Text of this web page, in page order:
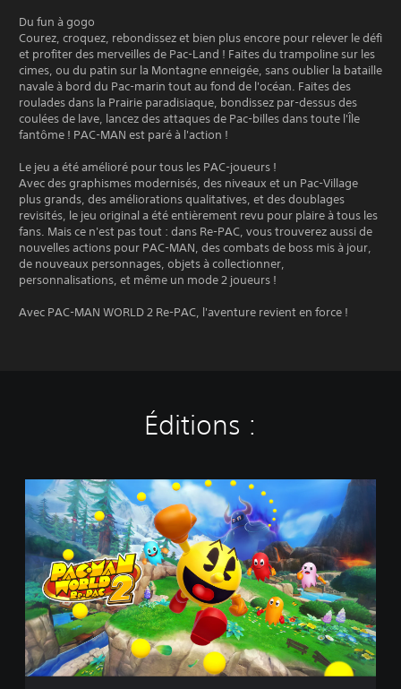
Du fun à gogo
Courez, croquez, rebondissez et bien plus encore pour relever le défi
et profiter des merveilles de Pac-Land ! Faites du trampoline sur les
cimes, ou du patin sur la Montagne enneigée, sans oublier la bataille
navale à bord du Pac-marin tout au fond de l'océan. Faites des
roulades dans la Prairie paradisiaque, bondissez par-dessus des
coulées de lave, lancez des attaques de Pac-billes dans toute l'Île
fantôme ! PAC-MAN est paré à l'action !
Le jeu a été amélioré pour tous les PAC-joueurs !
Avec des graphismes modernisés, des niveaux et un Pac-Village
plus grands, des améliorations qualitatives, et des doublages
revisités, le jeu original a été entièrement revu pour plaire à tous les
fans. Mais ce n'est pas tout : dans Re-PAC, vous trouverez aussi de
nouvelles actions pour PAC-MAN, des combats de boss mis à jour,
de nouveaux personnages, objets à collectionner,
personnalisations, et même un mode 2 joueurs !
Avec PAC-MAN WORLD 2 Re-PAC, l'aventure revient en force !
Éditions :
d
t
i
n
s
t
a
n
d